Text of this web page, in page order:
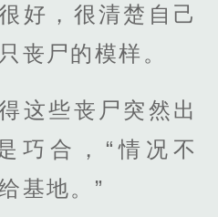
好，很清楚自己
丧尸的模样。
这些丧尸突然出
巧合，“情况不
基地。”